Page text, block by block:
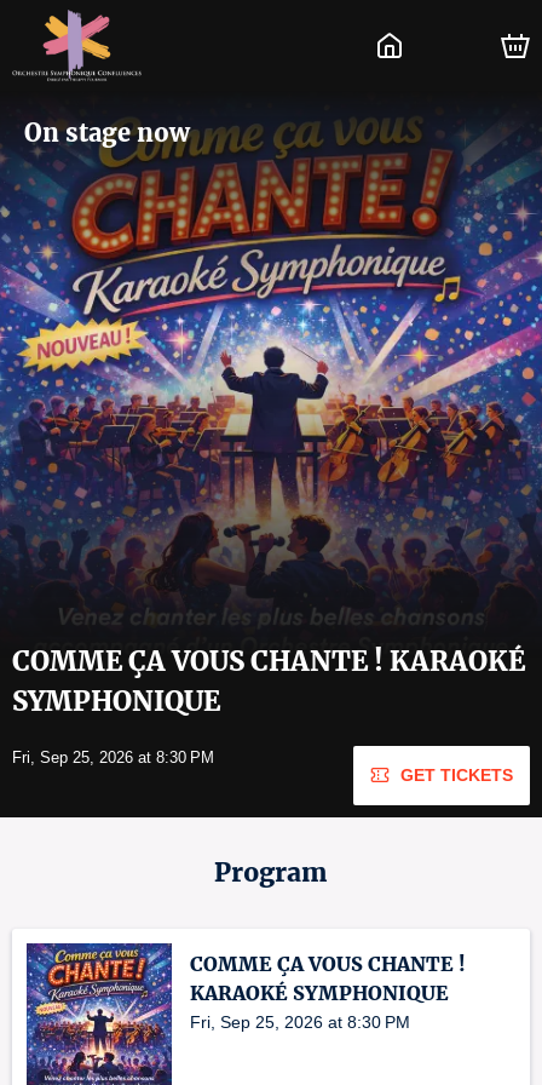
Program
COMME ÇA VOUS CHANTE !
KARAOKÉ SYMPHONIQUE
Fri, Sep 25, 2026 at 8:30 PM
On stage now
COMME ÇA VOUS CHANTE ! KARAOKÉ
SYMPHONIQUE
Fri, Sep 25, 2026 at 8:30 PM
GET TICKETS